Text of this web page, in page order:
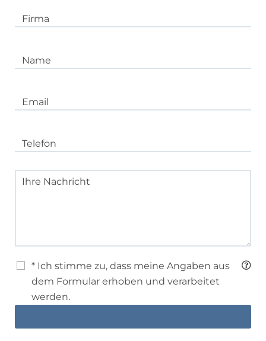
Firma
Name
Email
Telefon
Ihre Nachricht
* Ich stimme zu, dass meine Angaben aus
dem Formular erhoben und verarbeitet
werden.